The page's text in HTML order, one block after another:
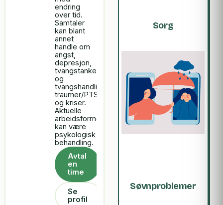
Sorg
Søvnproblemer
endring
over tid.
Samtaler
kan blant
annet
handle om
angst,
depresjon,
tvangstanker
og
tvangshandlinger,
traumer/PTSD
og kriser.
Aktuelle
arbeidsformer
kan være
psykologisk
behandling.
Avtal
en
time
Se
profil